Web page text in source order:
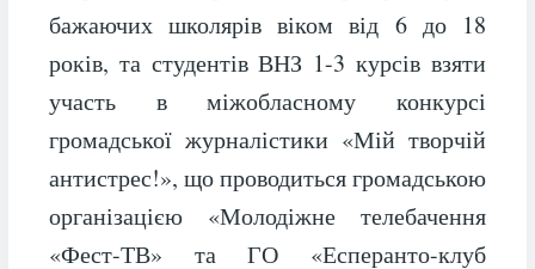
бажаючих школярів віком від 6 до 18
років, та студентів ВНЗ 1-3 курсів взяти
участь в міжобласному конкурсі
громадської журналістики «Мій творчій
антистрес!», що проводиться громадською
організацією «Молодіжне телебачення
«Фест-ТВ» та ГО «Есперанто-клуб